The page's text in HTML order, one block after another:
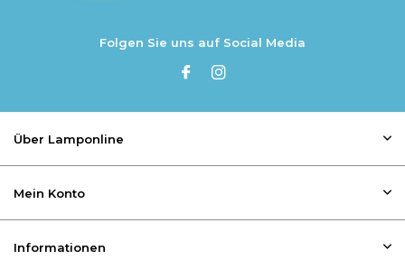
Folgen Sie uns auf Social Media
Über Lamponline
Mein Konto
Informationen